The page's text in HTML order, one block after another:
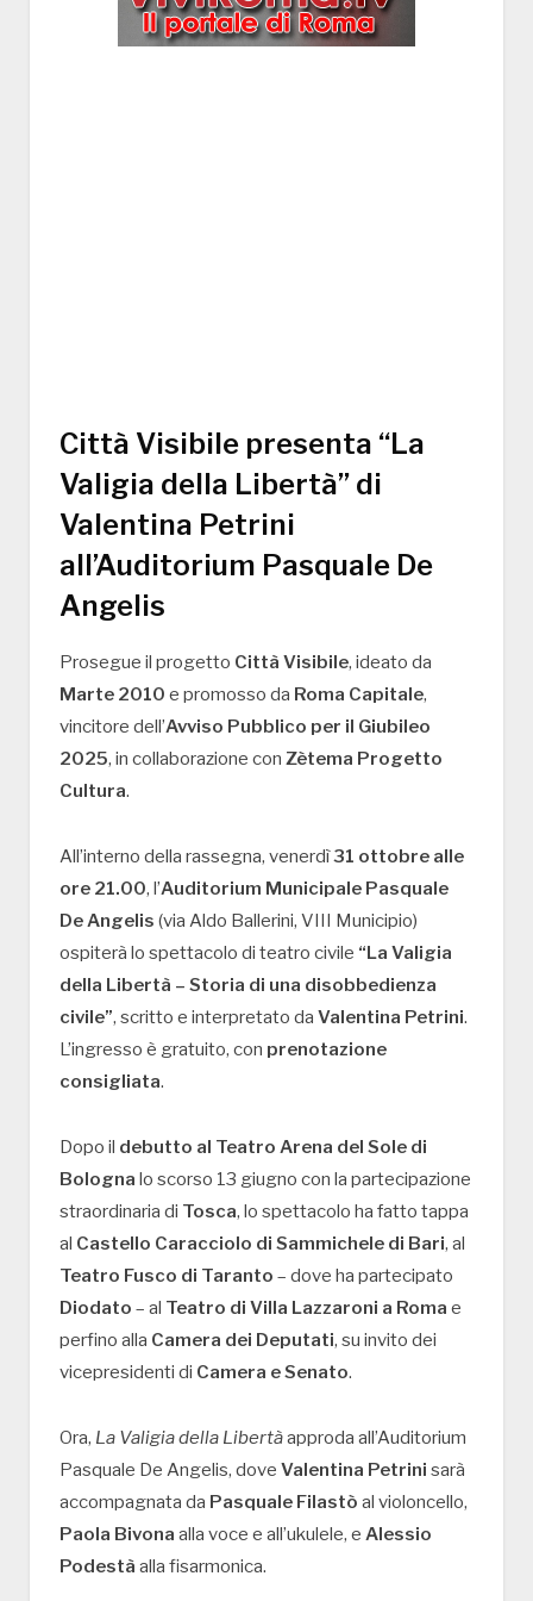
Città Visibile presenta “La
Valigia della Libertà” di
Valentina Petrini
all’Auditorium Pasquale De
Angelis
Prosegue il progetto Città Visibile, ideato da
Marte 2010 e promosso da Roma Capitale,
vincitore dell’Avviso Pubblico per il Giubileo
2025, in collaborazione con Zètema Progetto
Cultura.
All’interno della rassegna, venerdì31 ottobre alle
ore 21.00, l’Auditorium Municipale Pasquale
De Angelis (via Aldo Ballerini, VIII Municipio)
ospiterà lo spettacolo di teatro civile “La Valigia
della Libertà – Storia di una disobbedienza
civile”, scritto e interpretato da Valentina Petrini.
L’ingresso è gratuito, con prenotazione
consigliata.
Dopo il debutto al Teatro Arena del Sole di
Bologna lo scorso 13 giugno con la partecipazione
straordinaria di Tosca, lo spettacolo ha fatto tappa
al Castello Caracciolo di Sammichele di Bari, al
Teatro Fusco di Taranto – dove ha partecipato
Diodato – al Teatro di Villa Lazzaroni a Roma e
perfino alla Camera dei Deputati, su invito dei
vicepresidenti di Camera e Senato.
Ora, La Valigia della Libertàapproda all’Auditorium
Pasquale De Angelis, dove Valentina Petrini sarà
accompagnata da Pasquale Filastò al violoncello,
Paola Bivona alla voce e all’ukulele, e Alessio
Podestà alla fisarmonica.